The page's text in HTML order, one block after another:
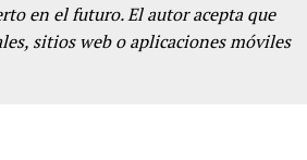
en el futuro. El autor acepta que
sitios web o aplicaciones móviles